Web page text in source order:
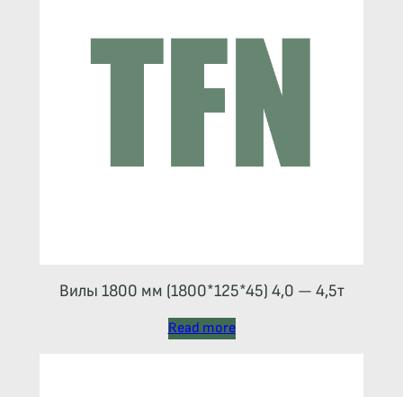
Вилы 1800 мм (1800*125*45) 4,0 — 4,5т
Read more